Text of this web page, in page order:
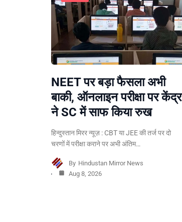
NEET पर बड़ा फैसला अभी
बाकी, ऑनलाइन परीक्षा पर केंद्र
ने SC में साफ किया रुख
हिन्दुस्तान मिरर न्यूज़ : CBT या JEE की तर्ज पर दो
चरणों में परीक्षा कराने पर अभी अंतिम…
By Hindustan Mirror News
Aug 8, 2026